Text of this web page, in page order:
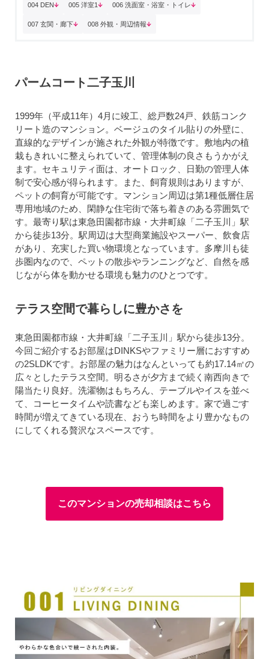
004 DEN 005 洋室1 006 洗面室・浴室・トイレ
007 玄関・廊下 008 外観・周辺情報
パームコート二子玉川
1999年（平成11年）4月に竣工、総戸数24戸、鉄筋コンク
リート造のマンション。ベージュのタイル貼りの外壁に、
直線的なデザインが施された外観が特徴です。敷地内の植
栽もきれいに整えられていて、管理体制の良さもうかがえ
ます。セキュリティ面は、オートロック、日勤の管理人体
制で安心感が得られます。また、飼育規則はありますが、
ペットの飼育が可能です。マンション周辺は第1種低層住居
専用地域のため、閑静な住宅街で落ち着きのある雰囲気で
す。最寄り駅は東急田園都市線・大井町線「二子玉川」駅
から徒歩13分。駅周辺は大型商業施設やスーパー、飲食店
があり、充実した買い物環境となっています。多摩川も徒
歩圏内なので、ペットの散歩やランニングなど、自然を感
じながら体を動かせる環境も魅力のひとつです。
テラス空間で暮らしに豊かさを
東急田園都市線・大井町線「二子玉川」駅から徒歩13分。
今回ご紹介するお部屋はDINKSやファミリー層におすすめ
の2SLDKです。お部屋の魅力はなんといっても約17.14㎡の
広々としたテラス空間。明るさが夕方まで続く南西向きで
陽当たり良好。洗濯物はもちろん、テーブルやイスを並べ
て、コーヒータイムや読書なども楽しめます。家で過ごす
時間が増えてきている現在、おうち時間をより豊かなもの
にしてくれる贅沢なスペースです。
このマンションの売却相談はこちら